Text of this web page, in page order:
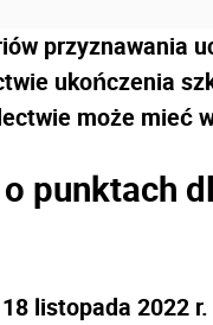
przyznawania
ukończenia
może mieć
punktach
listopada 2022